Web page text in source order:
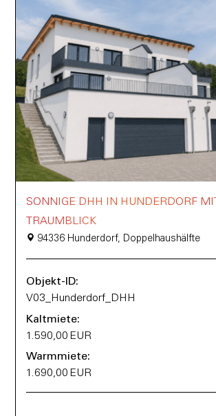
SONNIGE DHH IN HUNDERDORF MIT
TRAUMBLICK
94336 Hunderdorf, Doppelhaushälfte
Objekt-ID:
V03_Hunderdorf_DHH
Kaltmiete:
1.590,00 EUR
Warmmiete:
1.690,00 EUR